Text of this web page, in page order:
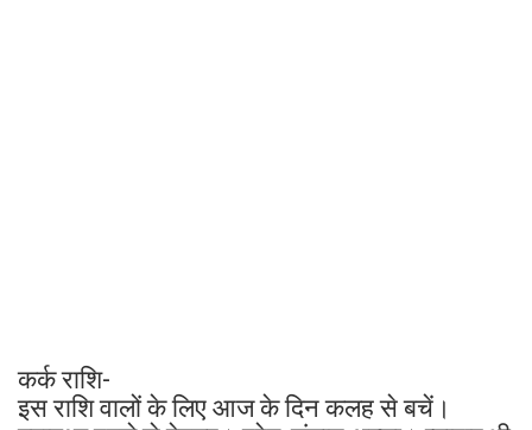
कर्क राशि-
इस राशि वालों के लिए आज के दिन कलह से बचें।